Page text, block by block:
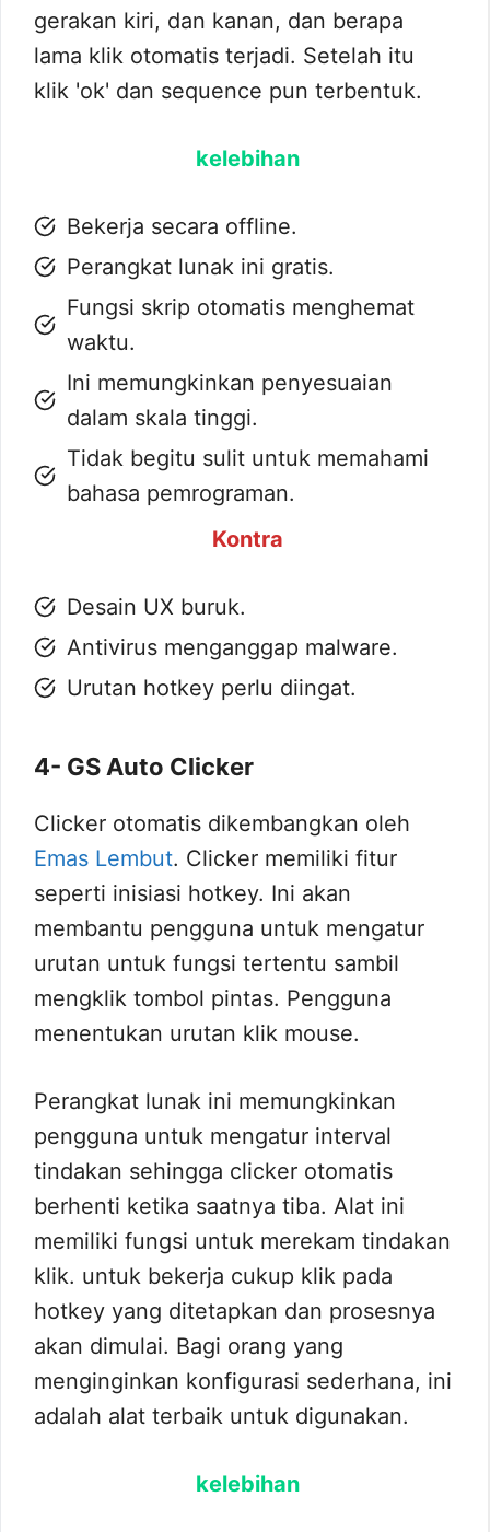
gerakan kiri, dan kanan, dan berapa
lama klik otomatis terjadi. Setelah itu
klik 'ok' dan sequence pun terbentuk.
kelebihan
Bekerja secara offline.
Perangkat lunak ini gratis.
Fungsi skrip otomatis menghemat
waktu.
Ini memungkinkan penyesuaian
dalam skala tinggi.
Tidak begitu sulit untuk memahami
bahasa pemrograman.
Kontra
Desain UX buruk.
Antivirus menganggap malware.
Urutan hotkey perlu diingat.
4- GS Auto Clicker
Clicker otomatis dikembangkan oleh
Emas Lembut. Clicker memiliki fitur
seperti inisiasi hotkey. Ini akan
membantu pengguna untuk mengatur
urutan untuk fungsi tertentu sambil
mengklik tombol pintas. Pengguna
menentukan urutan klik mouse.
Perangkat lunak ini memungkinkan
pengguna untuk mengatur interval
tindakan sehingga clicker otomatis
berhenti ketika saatnya tiba. Alat ini
memiliki fungsi untuk merekam tindakan
klik. untuk bekerja cukup klik pada
hotkey yang ditetapkan dan prosesnya
akan dimulai. Bagi orang yang
menginginkan konfigurasi sederhana, ini
adalah alat terbaik untuk digunakan.
kelebihan